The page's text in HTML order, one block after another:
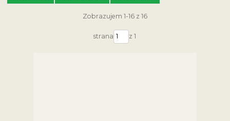
Zobrazujem 1-16 z 16
strana z 1